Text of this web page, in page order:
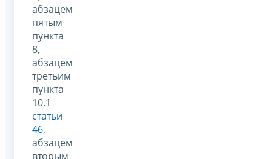
абзацем
пятым
пункта
8,
абзацем
третьим
пункта
10.1
статьи
46,
абзацем
вторым